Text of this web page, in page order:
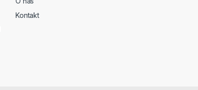
Kontakt